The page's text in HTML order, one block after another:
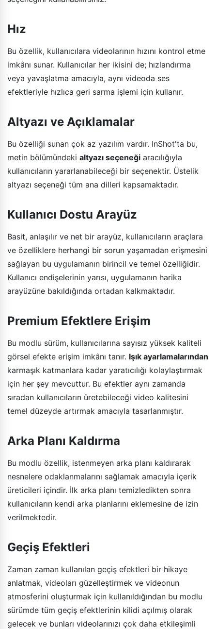
Hız
Bu özellik, kullanıcılara videolarının hızını kontrol etme
imkânı sunar. Kullanıcılar her ikisini de; hızlandırma
veya yavaşlatma amacıyla, aynı videoda ses
efektleriyle hızlıca geri sarma işlemi için kullanır.
Altyazı ve Açıklamalar
Bu özelliği sunan çok az yazılım vardır. InShot'ta bu,
metin bölümündeki altyazı seçeneği aracılığıyla
kullanıcıların yararlanabileceği bir seçenektir. Üstelik
altyazı seçeneği tüm ana dilleri kapsamaktadır.
Kullanıcı Dostu Arayüz
Basit, anlaşılır ve net bir arayüz, kullanıcıların araçlara
ve özelliklere herhangi bir sorun yaşamadan erişmesini
sağlayan bu uygulamanın birincil ve temel özelliğidir.
Kullanıcı endişelerinin yarısı, uygulamanın harika
arayüzüne bakıldığında ortadan kalkmaktadır.
Premium Efektlere Erişim
Bu modlu sürüm, kullanıcılarına sayısız yüksek kaliteli
görsel efekte erişim imkânı tanır. Işık ayarlamalarından
karmaşık katmanlara kadar yaratıcılığı kolaylaştırmak
için her şey mevcuttur. Bu efektler aynı zamanda
sıradan kullanıcıların üretebileceği video kalitesini
temel düzeyde artırmak amacıyla tasarlanmıştır.
Arka Planı Kaldırma
Bu modlu özellik, istenmeyen arka planı kaldırarak
nesnelere odaklanmalarını sağlamak amacıyla içerik
üreticileri içindir. İlk arka planı temizledikten sonra
kullanıcıların kendi arka planlarını eklemesine de izin
verilmektedir.
Geçiş Efektleri
Zaman zaman kullanılan geçiş efektleri bir hikaye
anlatmak, videoları güzelleştirmek ve videonun
atmosferini oluşturmak için kullanıldığından bu modlu
sürümde tüm geçiş efektlerinin kilidi açılmış olarak
gelecek ve bunları videolarınızı çok daha etkileşimli